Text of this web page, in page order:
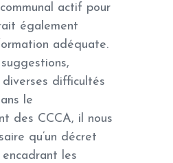
actif pour
également
adéquate.
difficultés
le
des CCCA, il nous
qu’un décret
les